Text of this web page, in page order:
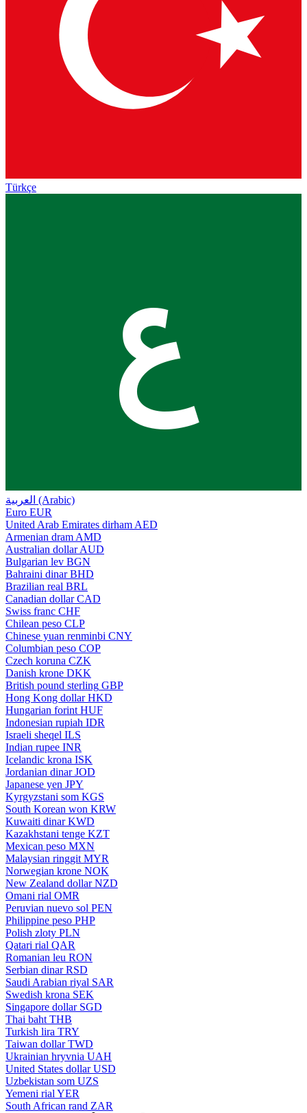
Türkçe
ع
العربية (Arabic)
Euro EUR
United Arab Emirates dirham AED
Armenian dram AMD
Australian dollar AUD
Bulgarian lev BGN
Bahraini dinar BHD
Brazilian real BRL
Canadian dollar CAD
Swiss franc CHF
Chilean peso CLP
Chinese yuan renminbi CNY
Columbian peso COP
Czech koruna CZK
Danish krone DKK
British pound sterling GBP
Hong Kong dollar HKD
Hungarian forint HUF
Indonesian rupiah IDR
Israeli sheqel ILS
Indian rupee INR
Icelandic krona ISK
Jordanian dinar JOD
Japanese yen JPY
Kyrgyzstani som KGS
South Korean won KRW
Kuwaiti dinar KWD
Kazakhstani tenge KZT
Mexican peso MXN
Malaysian ringgit MYR
Norwegian krone NOK
New Zealand dollar NZD
Omani rial OMR
Peruvian nuevo sol PEN
Philippine peso PHP
Polish zloty PLN
Qatari rial QAR
Romanian leu RON
Serbian dinar RSD
Saudi Arabian riyal SAR
Swedish krona SEK
Singapore dollar SGD
Thai baht THB
Turkish lira TRY
Taiwan dollar TWD
Ukrainian hryvnia UAH
United States dollar USD
Uzbekistan som UZS
Yemeni rial YER
South African rand ZAR